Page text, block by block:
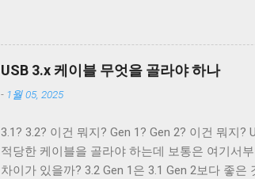
필요로 했고, USB를 통한 전원 충전은 USB가
비롯한 많은 MP3 플레이어나 PMP 플레이어들
포트가 필요하니 별도의 충전 포트를 만드는 것
때문이다. 결국 브랜드마다 독자적인 USB를 통
를 원했고, 결국 2007년 USB-IF는 USB Battery
최대 1.5A 별도 핸드셰이크 없음 D+/D- 쇼트
용 USB 충전기에서 주로 사용 데스크톱, 노트북...
USB 3.x 케이블 무엇을 골라야 하나
- 1월 05, 2025
3.1? 3.2? 이건 뭐지? Gen 1? Gen 2? 이건 뭐지
적당한 케이블을 골라야 하는데 보통은 여기서
차이가 있을까? 3.2 Gen 1은 3.1 Gen 2보다 좋